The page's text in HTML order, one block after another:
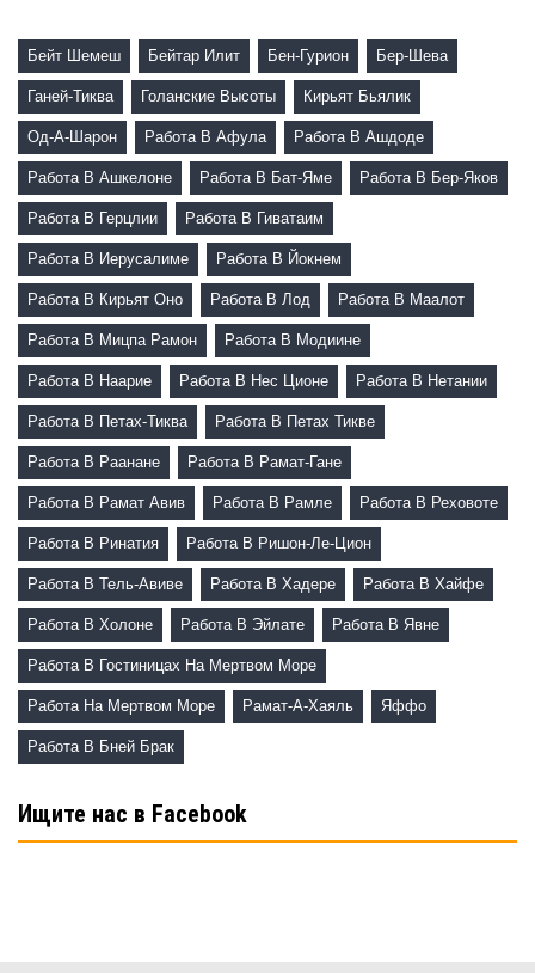
Бейт Шемеш Бейтар Илит Бен-Гурион Бер-Шева
Ганей-Тиква Голанские Высоты Кирьят Бьялик
Од-А-Шарон Работа В Афула Работа В Ашдоде
Работа В Ашкелоне Работа В Бат-Яме Работа В Бер-Яков
Работа В Герцлии Работа В Гиватаим
Работа В Иерусалиме Работа В Йокнем
Работа В Кирьят Оно Работа В Лод Работа В Маалот
Работа В Мицпа Рамон Работа В Модиине
Работа В Наарие Работа В Нес Ционе Работа В Нетании
Работа В Петах-Тиква Работа В Петах Тикве
Работа В Раанане Работа В Рамат-Гане
Работа В Рамат Авив Работа В Рамле Работа В Реховоте
Работа В Ринатия Работа В Ришон-Ле-Цион
Работа В Тель-Авиве Работа В Хадере Работа В Хайфе
Работа В Холоне Работа В Эйлате Работа В Явне
Работа В Гостиницах На Мертвом Море
Работа На Мертвом Море Рамат-А-Хаяль Яффо
Работа В Бней Брак
Ищите нас в Facebook